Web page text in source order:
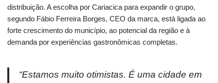
distribuição. A escolha por Cariacica para expandir o grupo,
segundo Fábio Ferreira Borges, CEO da marca, está ligada ao
forte crescimento do município, ao potencial da região e à
demanda por experiências gastronômicas completas.
“Estamos muito otimistas. É uma cidade em